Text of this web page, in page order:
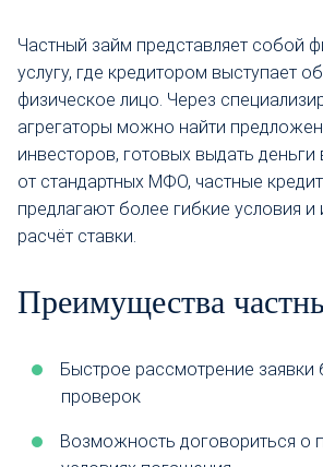
Частный займ представляет собой
услугу, где кредитором выступает
физическое лицо. Через
агрегаторы можно найти
инвесторов, готовых выдать деньги
от стандартных МФО, частные
предлагают более гибкие условия
расчёт ставки.
Преимущества
Быстрое рассмотрение заявки
проверок
Возможность договориться о